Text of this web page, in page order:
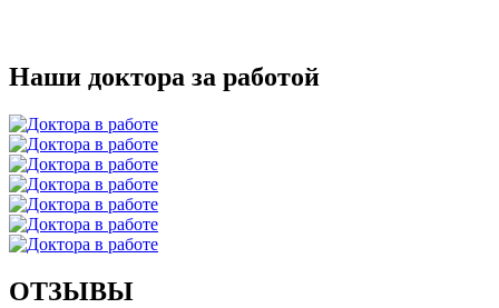
Наши доктора за работой
ОТЗЫВЫ